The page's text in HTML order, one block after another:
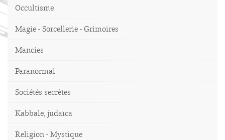
Occultisme
Magie - Sorcellerie - Grimoires
Mancies
Paranormal
Sociétés secrètes
Kabbale, judaïca
Religion - Mystique